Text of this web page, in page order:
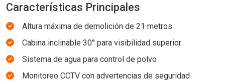
Características Principales
Altura máxima de demolición de 21 metros
Cabina inclinable 30° para visibilidad superior
Sistema de agua para control de polvo
Monitoreo CCTV con advertencias de seguridad